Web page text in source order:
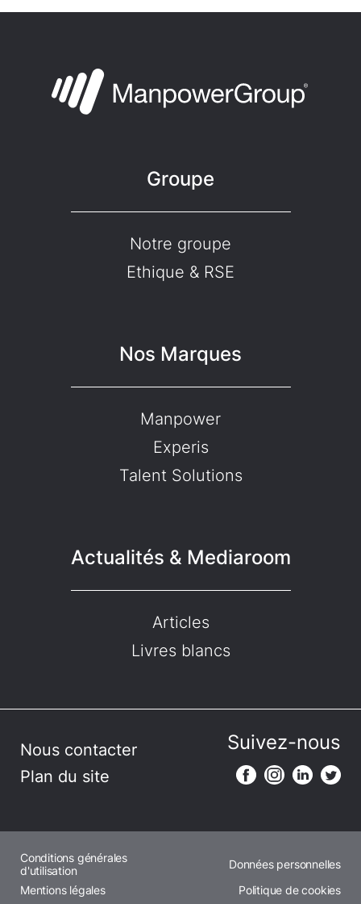
Groupe
Notre groupe
Ethique & RSE
Nos Marques
Manpower
Experis
Talent Solutions
Actualités & Mediaroom
Articles
Livres blancs
Nous contacter
Plan du site
Suivez-nous
Conditions générales
d'utilisation
Données personnelles
Mentions légales
Politique de cookies